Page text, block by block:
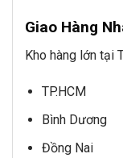
Giao Hàng
Kho hàng lớn tại
TP.HCM
Bình Dương
Đồng Nai